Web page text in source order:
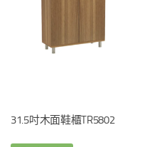
31.5吋木面鞋櫃TR5802